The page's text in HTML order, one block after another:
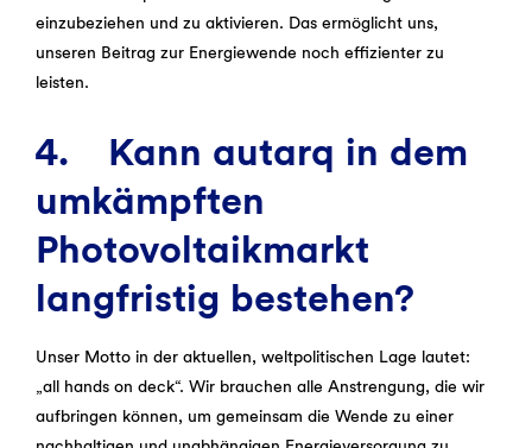
einzubeziehen und zu aktivieren. Das ermöglicht uns,
unseren Beitrag zur Energiewende noch effizienter zu
leisten.
4. Kann autarq in dem
umkämpften
Photovoltaikmarkt
langfristig bestehen?
Unser Motto in der aktuellen, weltpolitischen Lage lautet:
„all hands on deck“. Wir brauchen alle Anstrengung, die wir
aufbringen können, um gemeinsam die Wende zu einer